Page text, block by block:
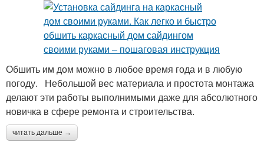
Обшить им дом можно в любое время года и в любую
погоду. Небольшой вес материала и простота монтажа
делают эти работы выполнимыми даже для абсолютного
новичка в сфере ремонта и строительства.
читать дальше →